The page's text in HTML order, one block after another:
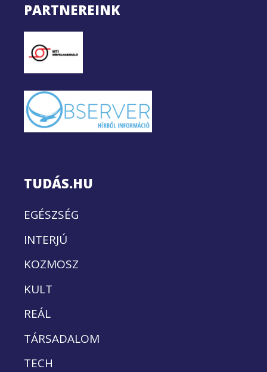
PARTNEREINK
TUDÁS.HU
EGÉSZSÉG
INTERJÚ
KOZMOSZ
KULT
REÁL
TÁRSADALOM
TECH